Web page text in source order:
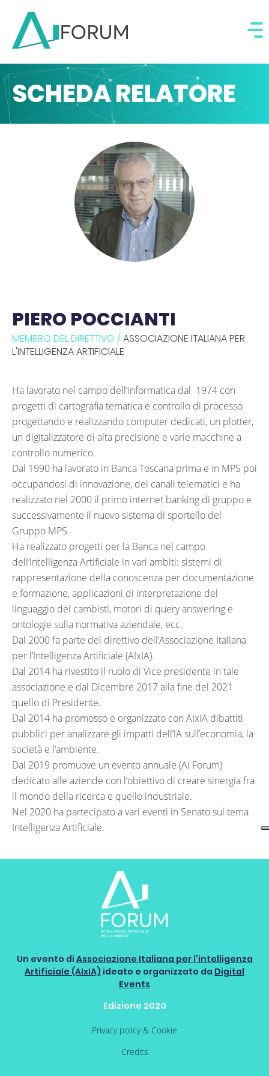
SCHEDA RELATORE
PIERO POCCIANTI
MEMBRO DEL DIRETTIVO /ASSOCIAZIONE ITALIANA PER
L'INTELLIGENZA ARTIFICIALE
Ha lavorato nel campo dell’informatica dal 1974 con
progetti di cartografia tematica e controllo di processo
progettando e realizzando computer dedicati, un plotter,
un digitalizzatore di alta precisione e varie macchine a
controllo numerico.
Dal 1990 ha lavorato in Banca Toscana prima e in MPS poi
occupandosi di innovazione, dei canali telematici e ha
realizzato nel 2000 il primo internet banking di gruppo e
successivamente il nuovo sistema di sportello del
Gruppo MPS.
Ha realizzato progetti per la Banca nel campo
dell’Intelligenza Artificiale in vari ambiti: sistemi di
rappresentazione della conoscenza per documentazione
e formazione, applicazioni di interpretazione del
linguaggio dei cambisti, motori di query answering e
ontologie sulla normativa aziendale, ecc.
Dal 2000 fa parte del direttivo dell’Associazione Italiana
per l’Intelligenza Artificiale (AIxIA).
Dal 2014 ha rivestito il ruolo di Vice presidente in tale
associazione e dal Dicembre 2017 alla fine del 2021
quello di Presidente.
Dal 2014 ha promosso e organizzato con AIxIA dibattiti
pubblici per analizzare gli impatti dell’IA sull’economia, la
società e l’ambiente.
Dal 2019 promuove un evento annuale (Ai Forum)
dedicato alle aziende con l’obiettivo di creare sinergia fra
il mondo della ricerca e quello industriale.
Nel 2020 ha partecipato a vari eventi in Senato sul tema
Intelligenza Artificiale.
Un evento di Associazione Italiana per l'intelligenza
Artificiale (AIxIA) ideato e organizzato da Digital
Events
Edizione 2020
Privacy policy & Cookie
Credits